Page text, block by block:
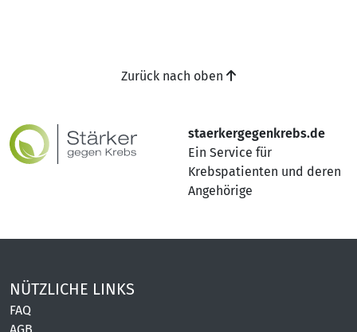
staerkergegenkrebs.de
Ein Service für
Krebspatienten und deren
Angehörige
Zurück nach oben
NÜTZLICHE LINKS
FAQ
AGB